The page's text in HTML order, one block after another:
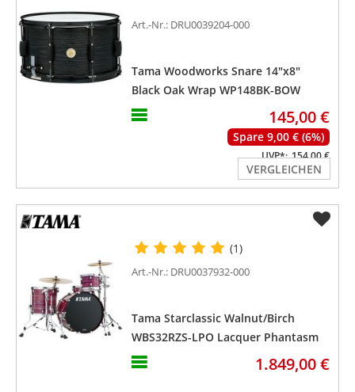
Art.-Nr.: DRU0039204-000
Tama Woodworks Snare 14"x8"
Black Oak Wrap WP148BK-BOW
145,00 €
Spare 9,00 € (6%)
UVP*: 154,00 €
VERGLEICHEN
(1)
Art.-Nr.: DRU0037932-000
Tama Starclassic Walnut/Birch
WBS32RZS-LPO Lacquer Phantasm
Oyster
1.849,00 €